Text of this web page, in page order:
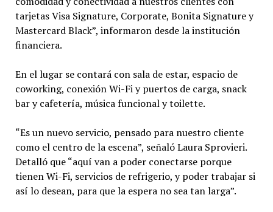
tarjetas Visa Signature, Corporate, Bonita Signature y
Mastercard Black”, informaron desde la institución
financiera.
En el lugar se contará con sala de estar, espacio de
coworking, conexión Wi-Fi y puertos de carga, snack
bar y cafetería, música funcional y toilette.
“Es un nuevo servicio, pensado para nuestro cliente
como el centro de la escena”, señaló Laura Sprovieri.
Detalló que “aquí van a poder conectarse porque
tienen Wi-Fi, servicios de refrigerio, y poder trabajar si
así lo desean, para que la espera no sea tan larga”.